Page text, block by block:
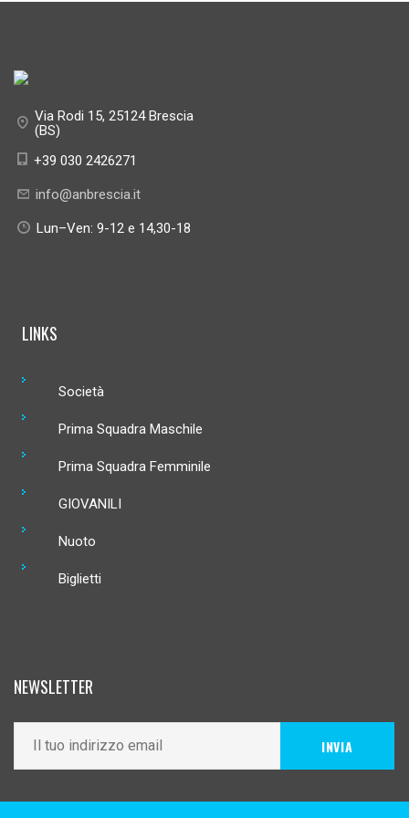
Via Rodi 15, 25124 Brescia
(BS)
+39 030 2426271
info@anbrescia.it
Lun–Ven: 9-12 e 14,30-18
LINKS
Società
Prima Squadra Maschile
Prima Squadra Femminile
GIOVANILI
Nuoto
Biglietti
NEWSLETTER